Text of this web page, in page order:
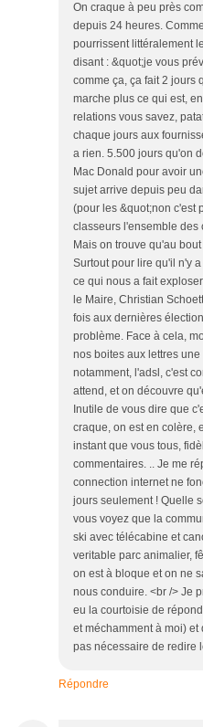
On craque à peu près
depuis 24 heures.
pourrissent littéralement
disant : &quot;je vous
comme ça, ça fait 2 jours
marche plus ce qui est,
relations vous savez,
chaque jours aux
a rien. 5.500 jours qu'on
Mac Donald pour avoir
sujet arrive depuis peu
(pour les &quot;non c'est
classeurs l'ensemble des
Mais on trouve qu'au
Surtout pour lire qu'il n'y
ce qui nous a fait
le Maire, Christian
fois aux dernières
problème. Face à cela,
nos boites aux lettres
notamment, l'adsl, c'est
attend, et on découvre
Inutile de vous dire que
craque, on est en colère,
instant que vous tous,
commentaires. .. Je me
connection internet ne
jours seulement ! Quelle
vous voyez que la
ski avec télécabine et
veritable parc animalier,
on est à bloque et on ne
nous conduire. <br /> Je
eu la courtoisie de
et méchamment à moi)
pas nécessaire de redire
Répondre